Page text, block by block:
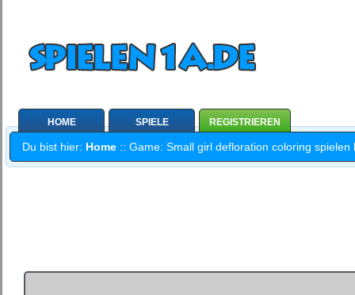
Du bist hier: Home :: Game: Small girl defloration coloring
HOME SPIELE REGISTRIEREN